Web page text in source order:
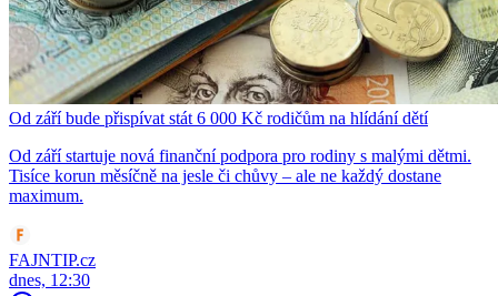
Od září bude přispívat stát 6 000 Kč rodičům na hlídání dětí
Od září startuje nová finanční podpora pro rodiny s malými dětmi.
Tisíce korun měsíčně na jesle či chůvy – ale ne každý dostane
maximum.
FAJNTIP.cz
dnes, 12:30